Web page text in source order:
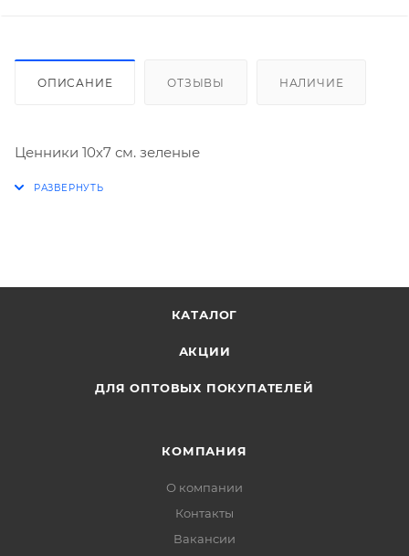
ОПИСАНИЕ ОТЗЫВЫ НАЛИЧИЕ
Ценники 10х7 см. зеленые
КАТАЛОГ
АКЦИИ
ДЛЯ ОПТОВЫХ ПОКУПАТЕЛЕЙ
КОМПАНИЯ
О компании
Контакты
Вакансии